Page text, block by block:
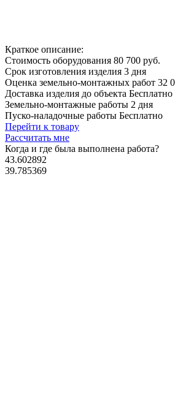
Краткое описание:
Стоимость оборудования 80 700 руб.
Срок изготовления изделия 3 дня
Оценка земельно-монтажных работ 32
Доставка изделия до объекта Бесплатно
Земельно-монтажные работы 2 дня
Пуско-наладочные работы Бесплатно
Перейти к товару
Рассчитать мне
Когда и где была выполнена работа?
43.602892
39.785369